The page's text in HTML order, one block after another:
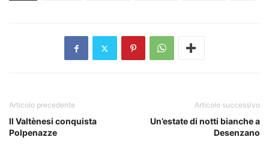
Articolo precedente
Il Valtènesi conquista
Polpenazze
Articolo successivo
Un’estate di notti bianche a
Desenzano